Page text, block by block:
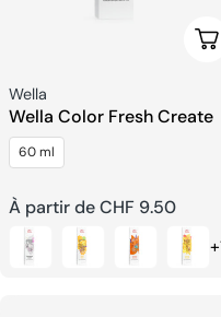
Fournisseur:
Wella
Wella Color Fresh Create
60 ml
Prix
habituel
À partir de CHF 9.50